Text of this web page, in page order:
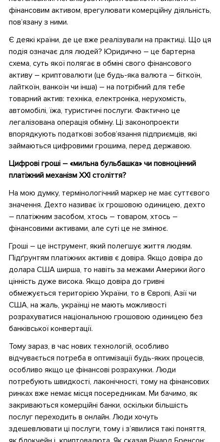
фінансовим активом, врегулювати комерційну діяльність,
пов’язану з ними.
Є деякі країни, де це вже реалізували на практиці. Що ця
подія означає для людей? Юридично – це бартерна
схема, суть якої полягає в обміні свого фінансового
активу – криптовалюти (це будь-яка валюта – біткоїн,
лайткоїн, ванкоїн чи інша) – на потрібний для тебе
товарний актив: техніка, електроніка, нерухомість,
автомобілі, їжа, туристичні послуги. Фактично це
легалізована операція обміну. Ці законопроекти
впорядкують податкові зобов’язання підприємців, які
займаються цифровими грошима, перед державою.
Цифрові гроші – «мильна бульбашка» чи повноцінний
платіжний механізм ХХІ століття?
На мою думку, термінологічний маркер не має суттєвого
значення. Дехто називає їх грошовою одиницею, дехто
– платіжним засобом, хтось – товаром, хтось –
фінансовими активами, але суті це не змінює.
Гроші – це інструмент, який полегшує життя людям.
Підґрунтям платіжних активів є довіра. Якщо довіра до
долара США ширша, то навіть за межами Америки його
цінність дуже висока. Якщо довіра до гривні
обмежується територією України, то в Європі, Азії чи
США, на жаль, українці не мають можливості
розрахуватися національною грошовою одиницею без
банківської конвертації.
Тому зараз, в час нових технологій, особливо
відчувається потреба в оптимізації будь-яких процесів,
особливо якщо це фінансові розрахунки. Люди
потребують швидкості, лаконічності, тому на фінансових
ринках вже немає місця посередникам. Ми бачимо, як
закриваються комерційні банки, оскільки більшість
послуг переходить в онлайн. Люди хочуть
здешевлювати ці послуги, тому і з’явилися такі поняття,